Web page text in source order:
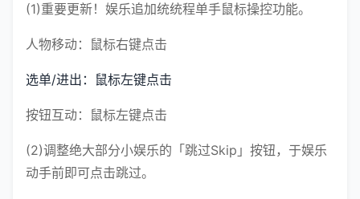
(1)重要更新！娱乐追加统统程单手鼠标操控功能。
人物移动：鼠标右键点击
选单/进出：鼠标左键点击
按钮互动：鼠标左键点击
(2)调整绝大部分小娱乐的「跳过Skip」按钮，于娱乐
动手前即可点击跳过。